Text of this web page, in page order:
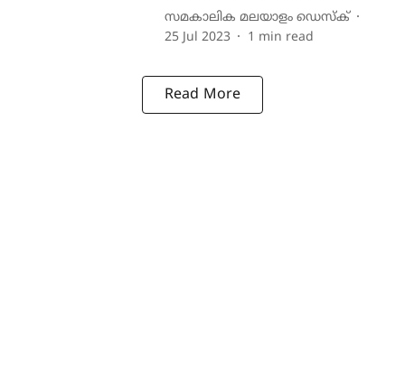
സമകാലിക മലയാളം ഡെസ്ക്
25 Jul 2023
1 min read
Read More